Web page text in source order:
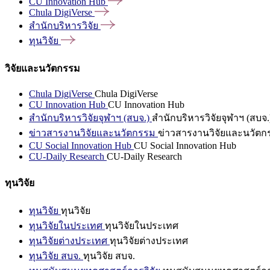
Chula DigiVerse
สำนักบริหารวิจัย
ทุนวิจัย
วิจัยและนวัตกรรม
Chula DigiVerse Chula DigiVerse
CU Innovation Hub CU Innovation Hub
สำนักบริหารวิจัยจุฬาฯ (สบจ.) สำนักบริหารวิจัยจุฬาฯ (สบจ
ข่าวสารงานวิจัยและนวัตกรรม ข่าวสารงานวิจัยและนวัตก
CU Social Innovation Hub CU Social Innovation Hub
CU-Daily Research CU-Daily Research
ทุนวิจัย
ทุนวิจัย ทุนวิจัย
ทุนวิจัยในประเทศ ทุนวิจัยในประเทศ
ทุนวิจัยต่างประเทศ ทุนวิจัยต่างประเทศ
ทุนวิจัย สบจ. ทุนวิจัย สบจ.